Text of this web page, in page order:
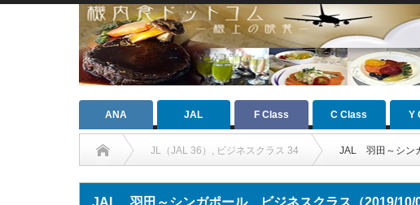
ANA JAL F Class C Class Y
JL（JAL 36） , ビジネスクラス 34 JAL 羽田～シン
JAL 羽田～シンガポール ビジネスクラス（2019/10/